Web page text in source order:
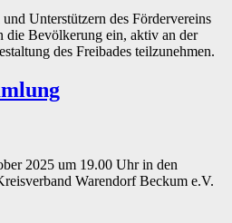
Unterstützern des Fördervereins
die Bevölkerung ein, aktiv an der
des Freibades teilzunehmen.
2025 um 19.00 Uhr in den
Warendorf Beckum e.V.